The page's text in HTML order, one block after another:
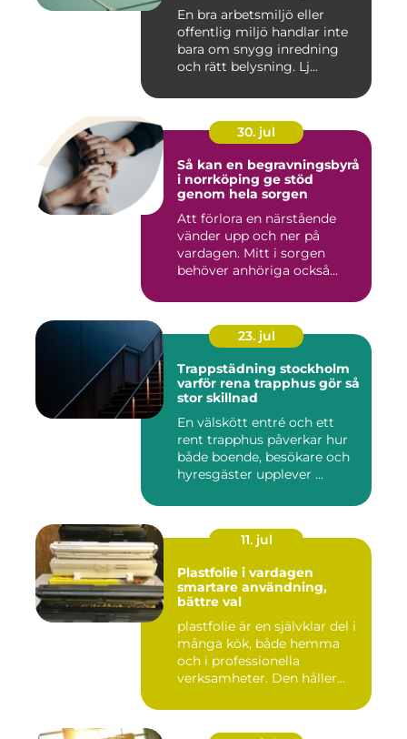
En bra arbetsmiljö eller
offentlig miljö handlar inte
bara om snygg inredning
och rätt belysning. Lj...
30. jul
Så kan en begravningsbyrå
i norrköping ge stöd
genom hela sorgen
Att förlora en närstående
vänder upp och ner på
vardagen. Mitt i sorgen
behöver anhöriga också
23. jul
Trappstädning stockholm
varför rena trapphus gör så
stor skillnad
En välskött entré och ett
rent trapphus påverkar hur
både boende, besökare och
hyresgäster upplever ...
11. jul
Plastfolie i vardagen
smartare användning,
bättre val
plastfolie är en självklar del i
många kök, både hemma
och i professionella
verksamheter. Den håller...